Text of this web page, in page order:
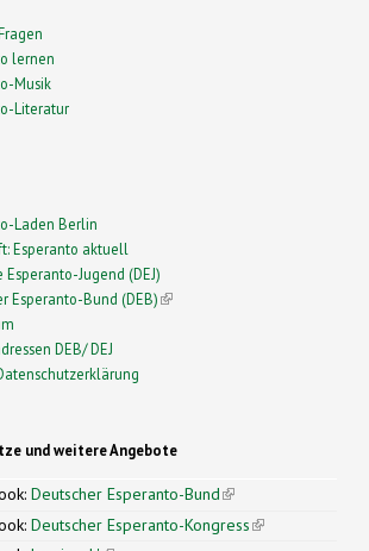
lernen
Musik
Literatur
Laden Berlin
Esperanto aktuell
Esperanto-Jugend (DEJ)
Esperanto-Bund (DEB)(link is external)
DEB/ DEJ
und weitere Angebote
Deutscher Esperanto-Bund(link is
external)
Deutscher Esperanto-Kongress(link is